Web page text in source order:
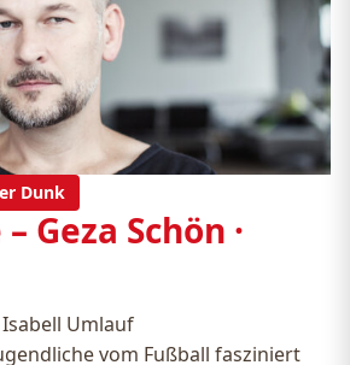
Dunk
Geza Schön ·
Umlauf
vom Fußball fasziniert